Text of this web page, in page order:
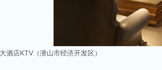
酒店KTV（潜山市经济开发区）